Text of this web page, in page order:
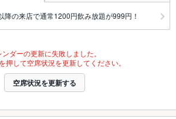
降の来店で通常1200円飲み放題が999円！
ンダーの更新に失敗しました。
押して空席状況を更新してください。
空席状況を更新する